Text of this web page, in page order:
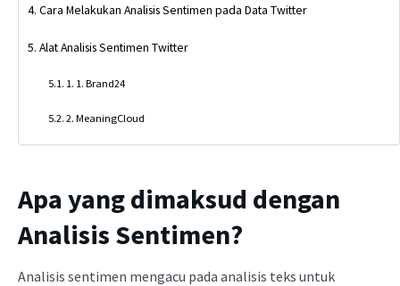
Cara Melakukan Analisis Sentimen pada Data Twitter
Alat Analisis Sentimen Twitter
1. 1. Brand24
2. MeaningCloud
Apa yang dimaksud dengan
Analisis Sentimen?
Analisis sentimen mengacu pada analisis teks untuk